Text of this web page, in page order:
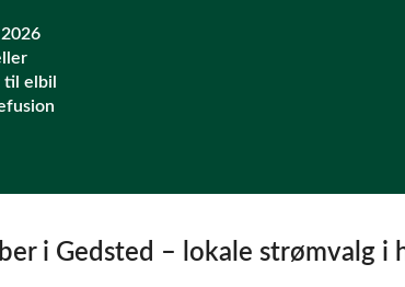
til elbil
i Gedsted – lokale strømvalg i